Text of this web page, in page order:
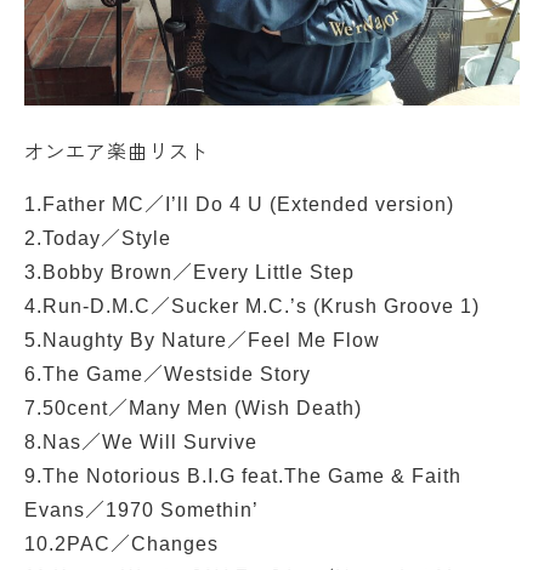
オンエア楽曲リスト
1.Father MC／I’ll Do 4 U (Extended version)
2.Today／Style
3.Bobby Brown／Every Little Step
4.Run-D.M.C／Sucker M.C.’s (Krush Groove 1)
5.Naughty By Nature／Feel Me Flow
6.The Game／Westside Story
7.50cent／Many Men (Wish Death)
8.Nas／We Will Survive
9.The Notorious B.I.G feat.The Game & Faith
Evans／1970 Somethin’
10.2PAC／Changes